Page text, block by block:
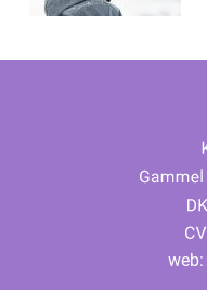
web: